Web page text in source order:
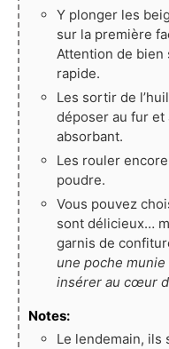
Y plonger les
sur la première
Attention de bien
rapide.
Les sortir de
déposer au fur et
absorbant.
Les rouler
poudre.
Vous pouvez
sont délicieux…
garnis de
une poche
insérer au cœur
Notes:
Le lendemain, ils